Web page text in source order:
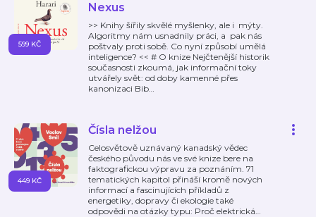
Nexus
>> Knihy šířily skvělé myšlenky, ale i mýty.
Algoritmy nám usnadnily práci, a pak nás
poštvaly proti sobě. Co nyní způsobí umělá
inteligence? << # O knize Nejčtenější historik
současnosti zkoumá, jak informační toky
utvářely svět: od doby kamenné přes
kanonizaci Bib…
599 KČ
Čísla nelžou
Celosvětově uznávaný kanadský vědec
českého původu nás ve své knize bere na
faktografickou výpravu za poznáním. 71
tematických kapitol přináší kromě nových
informací a fascinujících příkladů z
energetiky, dopravy či ekologie také
odpovědi na otázky typu: Proč elektrická…
449 KČ